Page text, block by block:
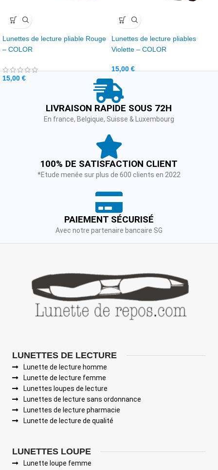
Lunettes de lecture pliable Rouge
– COLOR
15,00 €
Lunettes de lecture pliables
Violette – COLOR
15,00€
LIVRAISON RAPIDE SOUS 72H
En france, Belgique, Suisse & Luxembourg
100% DE SATISFACTION CLIENT
*Etude menée sur plus de 600 clients en 2022
PAIEMENT SÉCURISÉ
Avec notre partenaire bancaire SG
LUNETTES DE LECTURE
Lunette de lecture homme
Lunette de lecture femme
Lunettes loupes de lecture
Lunettes de lecture sans ordonnance
Lunettes de lecture pharmacie
Lunette de lecture de qualité
LUNETTES LOUPE
Lunette loupe femme